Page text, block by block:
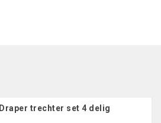
Draper trechter set 4 delig